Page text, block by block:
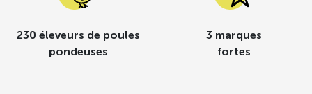
230 éleveurs de poules
pondeuses
3 marques
fortes